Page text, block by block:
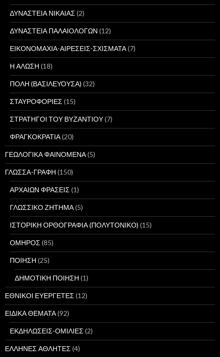
ΔΥΝΑΣΤΕΙΑ ΝΙΚΑΙΑΣ (2)
ΔΥΝΑΣΤΕΙΑ ΠΑΛΑΙΟΛΟΓΩΝ (12)
ΕΙΚΟΝΟΜΑΧΙΑ-ΑΙΡΕΣΕΙΣ-ΣΧΙΣΜΑΤΑ(7)
Η ΑΛΩΣΗ (18)
ΠΟΛΗ (ΒΑΣΙΛΕΥΟΥΣΑ) (32)
ΣΤΑΥΡΟΦΟΡΙΕΣ (15)
ΣΤΡΑΤΗΓΟΙ ΤΟΥ ΒΥΖΑΝΤΙΟΥ(7)
ΦΡΑΓΚΟΚΡΑΤΙΑ(20)
ΓΕΩΛΟΓΙΚΑ ΦΑΙΝΟΜΕΝΑ(5)
ΓΛΩΣΣΑ-ΓΡΑΦΗ (150)
ΑΡΧΑΙΩΝ ΦΡΑΣΕΙΣ (1)
ΓΛΩΣΣΙΚΟ ΖΗΤΗΜΑ(5)
ΙΣΤΟΡΙΚΗ ΟΡΘΟΓΡΑΦΙΑ (ΠΟΛΥΤΟΝΙΚΟ) (15)
ΟΜΗΡΟΣ (85)
ΠΟΙΗΣΗ (25)
ΔΗΜΟΤΙΚΗ ΠΟΙΗΣΗ (1)
ΕΘΝΙΚΟΙ ΕΥΕΡΓΕΤΕΣ (12)
ΕΙΔΙΚΑ ΘΕΜΑΤΑ(92)
ΕΚΔΗΛΩΣΕΙΣ-ΟΜΙΛΙΕΣ (2)
ΕΛΛΗΝΕΣ ΑΘΛΗΤΕΣ (4)